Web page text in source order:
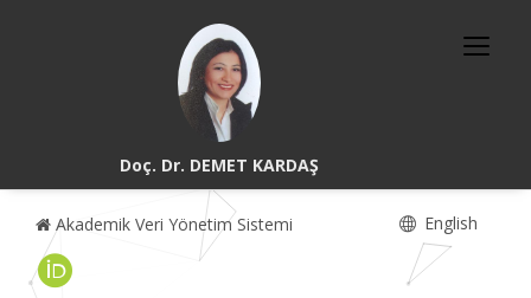
Doç. Dr. DEMET KARDAŞ
Akademik Veri Yönetim Sistemi English